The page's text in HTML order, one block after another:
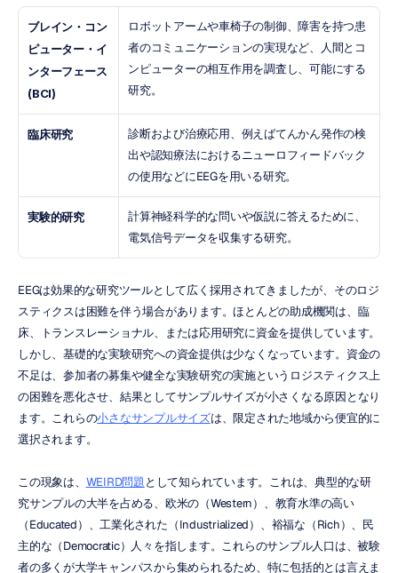
ブレイン・コン
ピューター・イ
ンターフェース
(BCI)
ロボットアームや車椅子の制御、障害を持つ患
者のコミュニケーションの実現など、人間とコ
ンピューターの相互作用を調査し、可能にする
研究。
臨床研究
診断および治療応用、例えばてんかん発作の検
出や認知療法におけるニューロフィードバック
の使用などにEEGを用いる研究。
実験的研究
計算神経科学的な問いや仮説に答えるために、
電気信号データを収集する研究。
EEGは効果的な研究ツールとして広く採用されてきましたが、そのロジ
スティクスは困難を伴う場合があります。ほとんどの助成機関は、臨
床、トランスレーショナル、または応用研究に資金を提供しています。
しかし、基礎的な実験研究への資金提供は少なくなっています。資金の
不足は、参加者の募集や健全な実験研究の実施というロジスティクス上
の困難を悪化させ、結果としてサンプルサイズが小さくなる原因となり
ます。これらの小さなサンプルサイズは、限定された地域から便宜的に
選択されます。
この現象は、 WEIRD問題として知られています。これは、典型的な研
究サンプルの大半を占める、欧米の（Western）、教育水準の高い
（Educated）、工業化された（Industrialized）、裕福な（Rich）、民
主的な（Democratic）人々を指します。これらのサンプル人口は、被験
者の多くが大学キャンパスから集められるため、特に包括的とは言えま